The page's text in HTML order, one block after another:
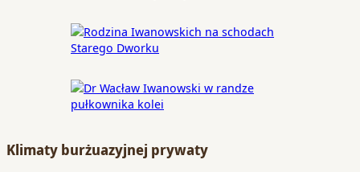
Klimaty burżuazyjnej prywaty